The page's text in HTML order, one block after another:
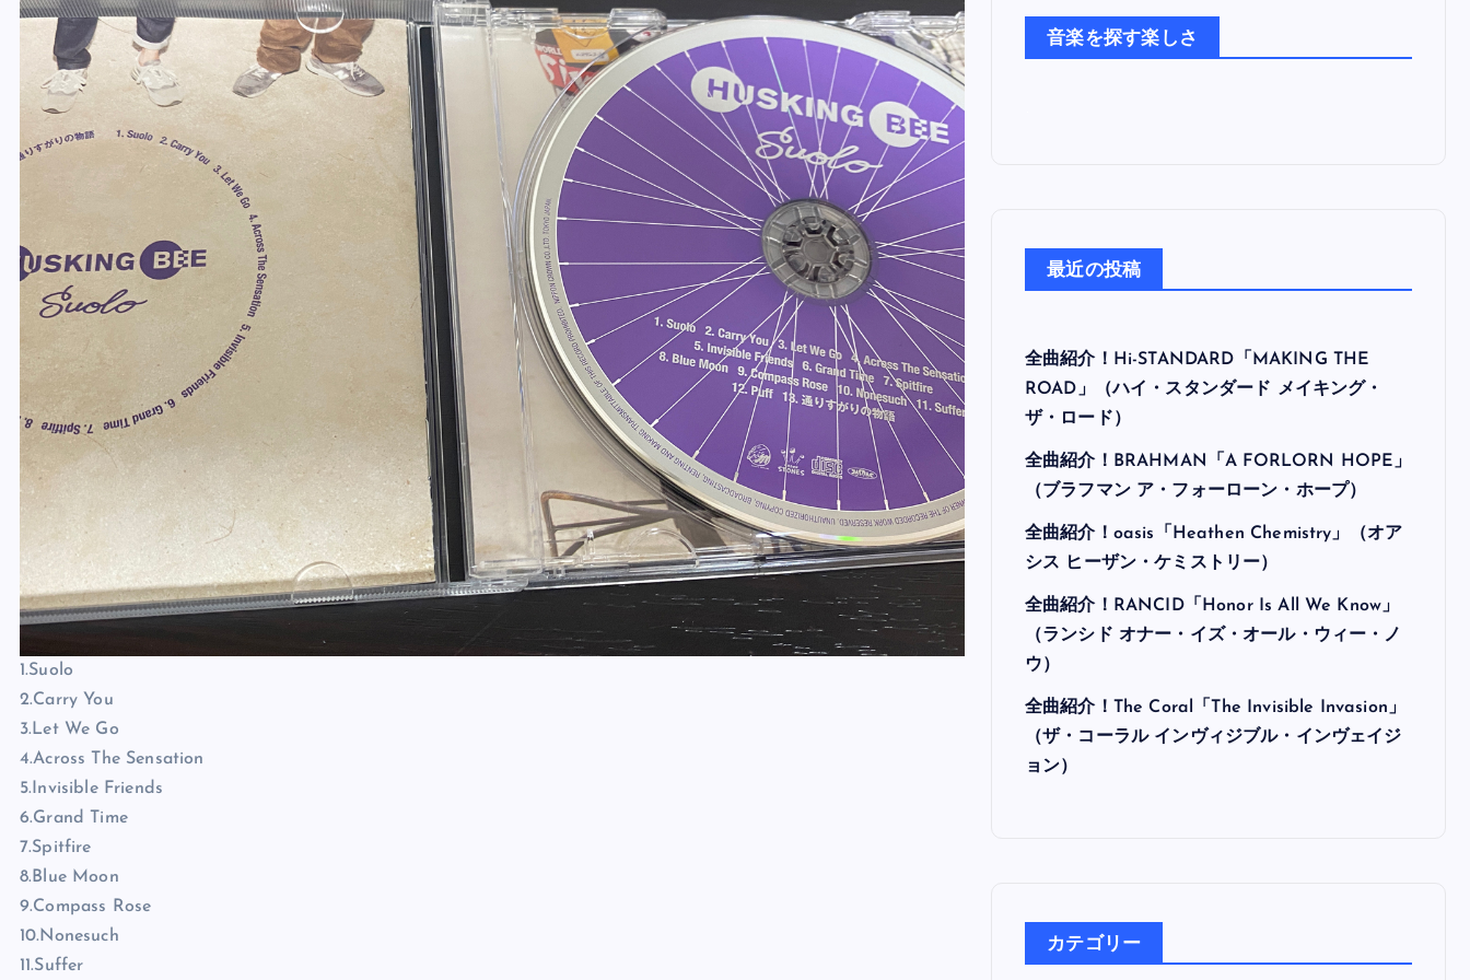
1.Suolo
2.Carry You
3.Let We Go
4.Across The Sensation
5.Invisible Friends
6.Grand Time
7.Spitfire
8.Blue Moon
9.Compass Rose
10.Nonesuch
11.Suffer
た
音楽を探す楽しさ
最近の投稿
全曲紹介！Hi-STANDARD「MAKING THE
ROAD」（ハイ・スタンダード メイキング・
ザ・ロード）
全曲紹介！BRAHMAN「A FORLORN HOPE」
（ブラフマン ア・フォーローン・ホープ）
全曲紹介！oasis「Heathen Chemistry」（オア
シス ヒーザン・ケミストリー）
全曲紹介！RANCID「Honor Is All We Know」
（ランシド オナー・イズ・オール・ウィー・ノ
ウ）
全曲紹介！The Coral「The Invisible Invasion」
（ザ・コーラル インヴィジブル・インヴェイジ
ョン）
カテゴリー